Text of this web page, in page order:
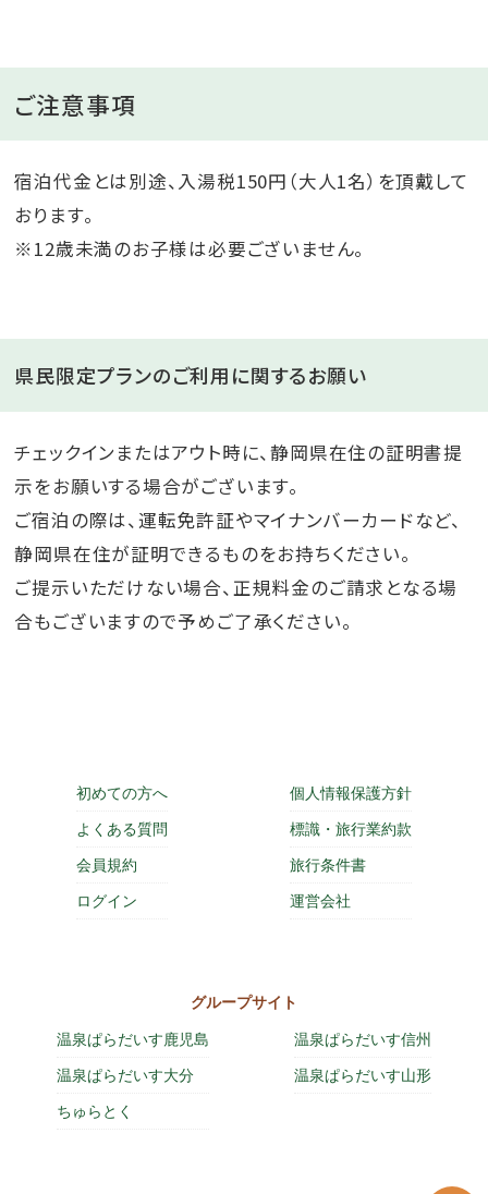
ご注意事項
宿泊代金とは別途、入湯税150円（大人1名）を頂戴して
おります。
※12歳未満のお子様は必要ございません。
県民限定プランのご利用に関するお願い
チェックインまたはアウト時に、静岡県在住の証明書提
示をお願いする場合がございます。
ご宿泊の際は、運転免許証やマイナンバーカードなど、
静岡県在住が証明できるものをお持ちください。
ご提示いただけない場合、正規料金のご請求となる場
合もございますので予めご了承ください。
初めての方へ
よくある質問
会員規約
ログイン
個人情報保護方針
標識・旅行業約款
旅行条件書
運営会社
グループサイト
温泉ぱらだいす鹿児島
温泉ぱらだいす大分
ちゅらとく
温泉ぱらだいす信州
温泉ぱらだいす山形